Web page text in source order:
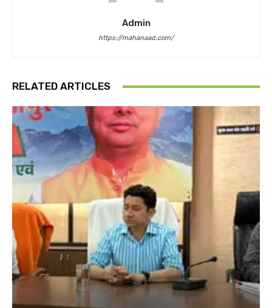
Admin
https://mahanaad.com/
RELATED ARTICLES